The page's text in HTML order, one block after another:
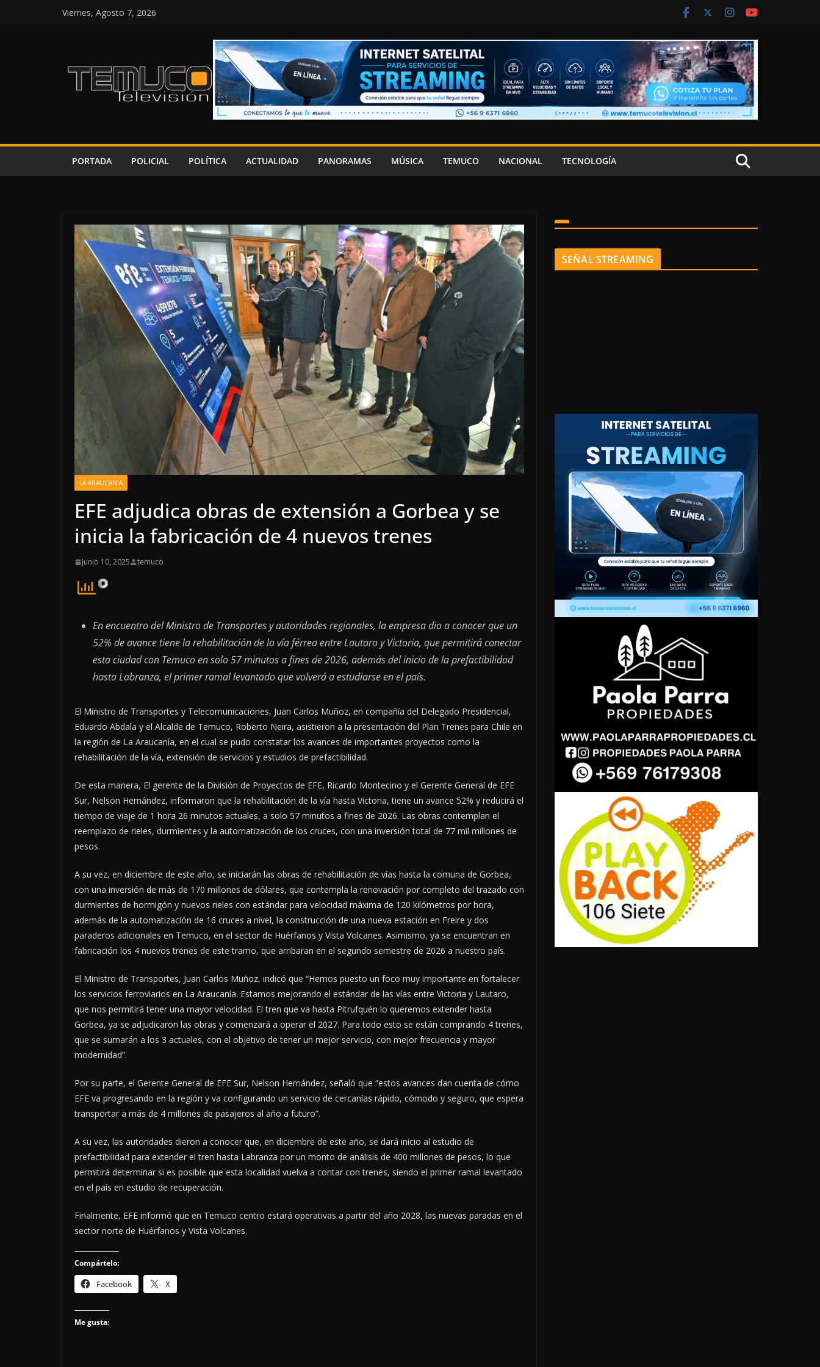
Viernes, Agosto 7, 2026
PORTADA POLICIAL POLÍTICA ACTUALIDAD PANORAMAS MÚSICA TEMUCO NACIONAL TECNOLOGÍA
LA ARAUCANIA
EFE adjudica obras de extensión a Gorbea y se
inicia la fabricación de 4 nuevos trenes
Junio 10, 2025 temuco
En encuentro del Ministro de Transportes y autoridades regionales, la empresa dio a conocer que un
52% de avance tiene la rehabilitación de la vía férrea entre Lautaro y Victoria, que permitirá conectar
esta ciudad con Temuco en solo 57 minutos a fines de 2026, además del inicio de la prefactibilidad
hasta Labranza, el primer ramal levantado que volverá a estudiarse en el país.
El Ministro de Transportes y Telecomunicaciones, Juan Carlos Muñoz, en compañía del Delegado Presidencial,
Eduardo Abdala y el Alcalde de Temuco, Roberto Neira, asistieron a la presentación del Plan Trenes para Chile en
la región de La Araucanía, en el cual se pudo constatar los avances de importantes proyectos como la
rehabilitación de la vía, extensión de servicios y estudios de prefactibilidad.
De esta manera, El gerente de la División de Proyectos de EFE, Ricardo Montecino y el Gerente General de EFE
Sur, Nelson Hernández, informaron que la rehabilitación de la vía hasta Victoria, tiene un avance 52% y reducirá el
tiempo de viaje de 1 hora 26 minutos actuales, a solo 57 minutos a fines de 2026. Las obras contemplan el
reemplazo de rieles, durmientes y la automatización de los cruces, con una inversión total de 77 mil millones de
pesos.
A su vez, en diciembre de este año, se iniciarán las obras de rehabilitación de vías hasta la comuna de Gorbea,
con una inversión de más de 170 millones de dólares, que contempla la renovación por completo del trazado con
durmientes de hormigón y nuevos rieles con estándar para velocidad máxima de 120 kilómetros por hora,
además de la automatización de 16 cruces a nivel, la construcción de una nueva estación en Freire y dos
paraderos adicionales en Temuco, en el sector de Huérfanos y Vista Volcanes. Asimismo, ya se encuentran en
fabricación los 4 nuevos trenes de este tramo, que arribaran en el segundo semestre de 2026 a nuestro país.
El Ministro de Transportes, Juan Carlos Muñoz, indicó que “Hemos puesto un foco muy importante en fortalecer
los servicios ferroviarios en La Araucanía. Estamos mejorando el estándar de las vías entre Victoria y Lautaro,
que nos permitirá tener una mayor velocidad. El tren que va hasta Pitrufquén lo queremos extender hasta
Gorbea, ya se adjudicaron las obras y comenzará a operar el 2027. Para todo esto se están comprando 4 trenes,
que se sumarán a los 3 actuales, con el objetivo de tener un mejor servicio, con mejor frecuencia y mayor
modernidad”.
Por su parte, el Gerente General de EFE Sur, Nelson Hernández, señaló que “estos avances dan cuenta de cómo
EFE va progresando en la región y va configurando un servicio de cercanías rápido, cómodo y seguro, que espera
transportar a más de 4 millones de pasajeros al año a futuro”.
A su vez, las autoridades dieron a conocer que, en diciembre de este año, se dará inicio al estudio de
prefactibilidad para extender el tren hasta Labranza por un monto de análisis de 400 millones de pesos, lo que
permitirá determinar si es posible que esta localidad vuelva a contar con trenes, siendo el primer ramal levantado
en el país en estudio de recuperación.
Finalmente, EFE informó que en Temuco centro estará operativas a partir del año 2028, las nuevas paradas en el
sector norte de Huérfanos y Vista Volcanes.
Compártelo:
Facebook X
Me gusta:
SEÑAL STREAMING